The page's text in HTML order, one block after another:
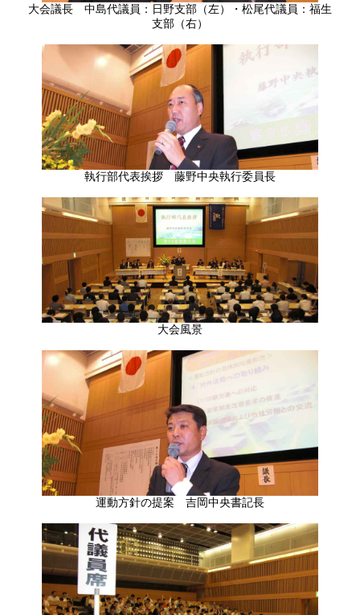
大会議長 中島代議員：日野支部（左）・松尾代議員：福生
支部（右）
執行部代表挨拶 藤野中央執行委員長
大会風景
運動方針の提案 吉岡中央書記長